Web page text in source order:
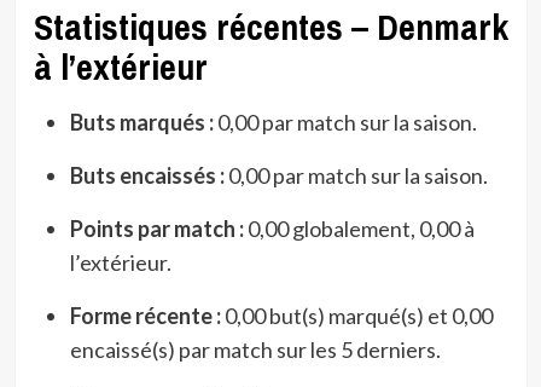
Statistiques récentes – Denmark
à l’extérieur
Buts marqués :0,00 par match sur la saison.
Buts encaissés :0,00 par match sur la saison.
Points par match :0,00 globalement, 0,00 à
l’extérieur.
Forme récente :0,00 but(s) marqué(s) et 0,00
encaissé(s) par match sur les 5 derniers.